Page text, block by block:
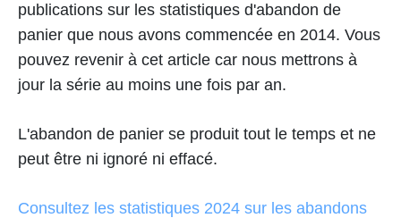
publications sur les statistiques d'abandon de
panier que nous avons commencée en 2014. Vous
pouvez revenir à cet article car nous mettrons à
jour la série au moins une fois par an.
L'abandon de panier se produit tout le temps et ne
peut être ni ignoré ni effacé.
Consultez les statistiques 2024 sur les abandons